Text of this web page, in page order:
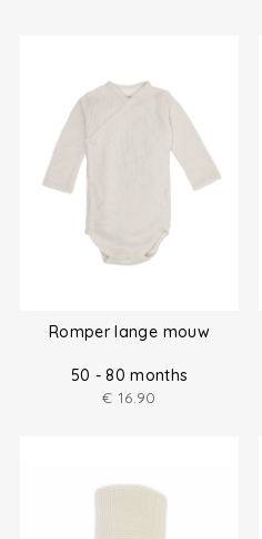
Romper lange mouw
50 - 80 months
€ 16.90